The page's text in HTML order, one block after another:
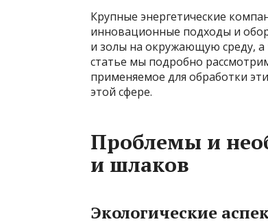
Крупные энергетические
инновационные подходы и
и золы на окружающую среду, а
статье мы подробно
применяемое для обработки
этой сфере.
Проблемы и
и шлаков
Экологические